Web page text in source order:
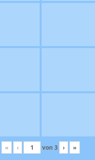
« ‹ von 3 › »